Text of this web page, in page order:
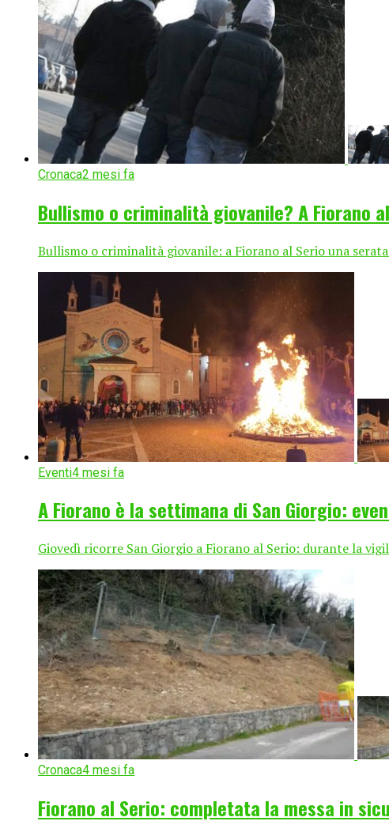
Cronaca2 mesi fa
Bullismo o criminalità giovanile? A Fiorano
Bullismo o criminalità giovanile: a Fiorano al Serio una
Eventi4 mesi fa
A Fiorano è la settimana di San Giorgio:
Giovedì ricorre San Giorgio a Fiorano al Serio: durante la
Cronaca4 mesi fa
Fiorano al Serio: completata la messa in